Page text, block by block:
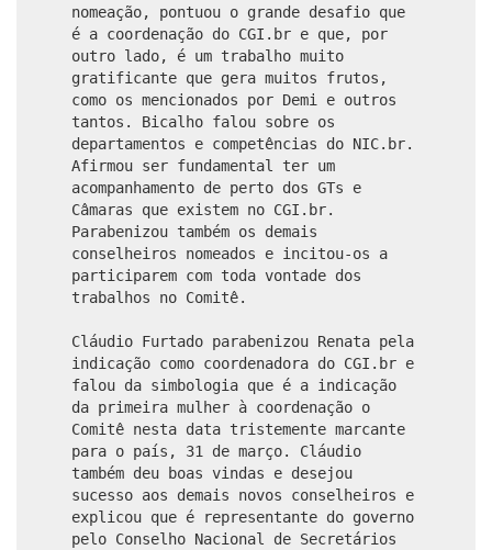
nomeação, pontuou o grande desafio que
é a coordenação do CGI.br e que, por
outro lado, é um trabalho muito
gratificante que gera muitos frutos,
como os mencionados por Demi e outros
tantos. Bicalho falou sobre os
departamentos e competências do NIC.br.
Afirmou ser fundamental ter um
acompanhamento de perto dos GTs e
Câmaras que existem no CGI.br.
Parabenizou também os demais
conselheiros nomeados e incitou-os a
participarem com toda vontade dos
trabalhos no Comitê.
Cláudio Furtado parabenizou Renata pela
indicação como coordenadora do CGI.br e
falou da simbologia que é a indicação
da primeira mulher à coordenação o
Comitê nesta data tristemente marcante
para o país, 31 de março. Cláudio
também deu boas vindas e desejou
sucesso aos demais novos conselheiros e
explicou que é representante do governo
pelo Conselho Nacional de Secretários